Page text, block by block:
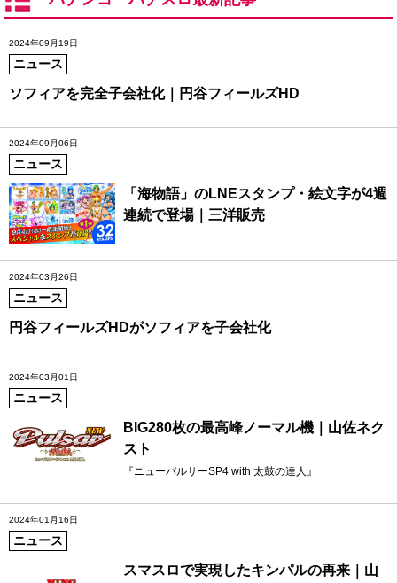
2024年09月19日
ニュース
ソフィアを完全子会社化｜円谷フィールズHD
2024年09月06日
ニュース
「海物語」のLNEスタンプ・絵文字が4週
連続で登場｜三洋販売
2024年03月26日
ニュース
円谷フィールズHDがソフィアを子会社化
2024年03月01日
ニュース
BIG280枚の最高峰ノーマル機｜山佐ネク
スト
『ニューパルサーSP4 with 太鼓の達人』
2024年01月16日
ニュース
スマスロで実現したキンパルの再来｜山